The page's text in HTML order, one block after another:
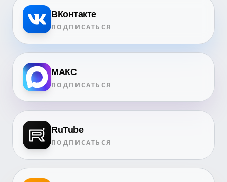
ВКонтакте
ПОДПИСАТЬСЯ
МАКС
ПОДПИСАТЬСЯ
RuTube
ПОДПИСАТЬСЯ